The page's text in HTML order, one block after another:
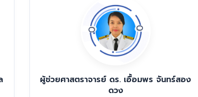
ผู้ช่วยศาสตราจารย์ ดร. เอื้อมพร จันทร์สอง
ดวง